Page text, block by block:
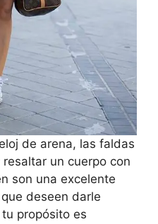
de arena, las faldas
un cuerpo con
son una excelente
deseen darle
propósito es